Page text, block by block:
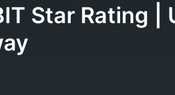
Star Rating |